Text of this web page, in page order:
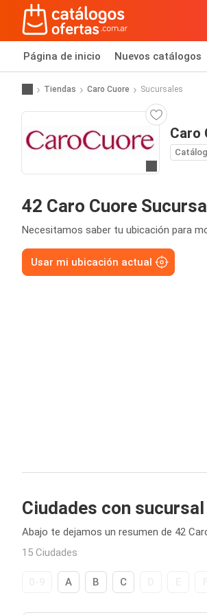
Página de inicio Nuevos catálogos
Tiendas Caro Cuore Sucursales
Caro
42 Caro Cuore
Necesitamos saber tu ubicación para
Usar mi ubicación actual
Ciudades con
Abajo te dejamos un resumen de 42
15 Ciudades
A B C